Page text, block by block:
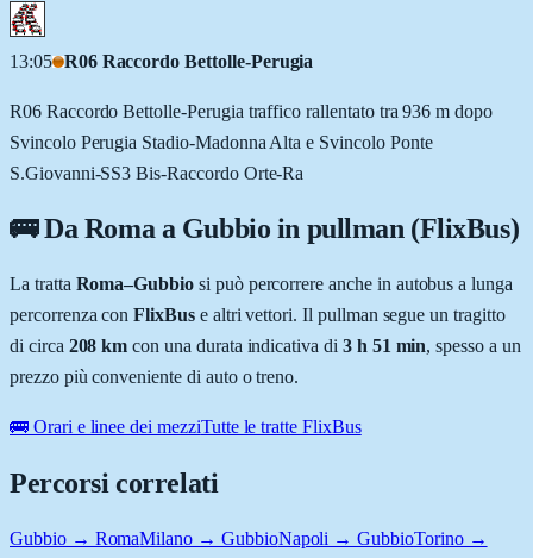
13:05 R06 Raccordo Bettolle-Perugia
R06 Raccordo Bettolle-Perugia traffico rallentato tra 936 m dopo
Svincolo Perugia Stadio-Madonna Alta e Svincolo Ponte
S.Giovanni-SS3 Bis-Raccordo Orte-Ra
🚌 DaRomaa Gubbio in pullman (FlixBus)
La tratta Roma–Gubbio si può percorrere anche in autobus a lunga
percorrenza conFlixBuse altri vettori. Il pullman segue un tragitto
di circa 208 km con una durata indicativa di 3 h 51 min, spesso a un
prezzo più conveniente di auto o treno.
🚌 Orari e linee dei mezziTutte le tratte FlixBus
Percorsi correlati
Gubbio → RomaMilano → GubbioNapoli → GubbioTorino →